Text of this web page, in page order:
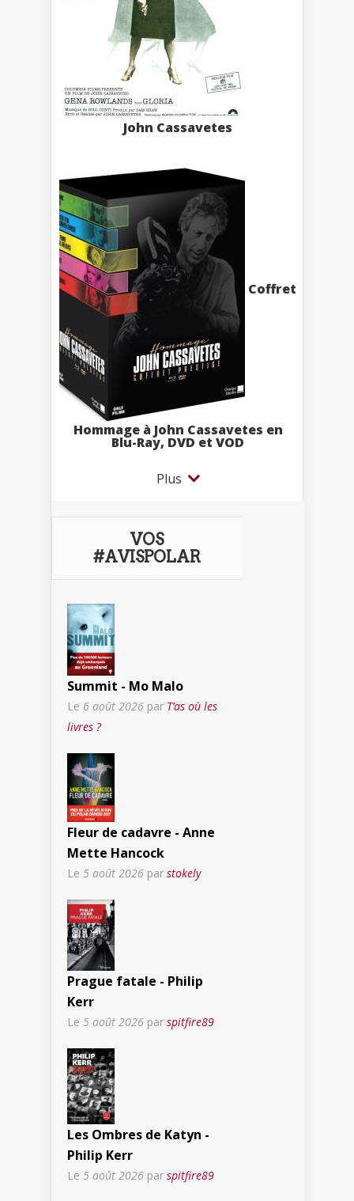
John Cassavetes
Coffret
Hommage à John Cassavetes en
Blu-Ray, DVD et VOD
Plus
VOS
#AVISPOLAR
Summit - Mo Malo
Le 6 août 2026 par T’as où les
livres ?
Fleur de cadavre - Anne
Mette Hancock
Le 5 août 2026 par stokely
Prague fatale - Philip
Kerr
Le 5 août 2026 par spitfire89
Les Ombres de Katyn -
Philip Kerr
Le 5 août 2026 par spitfire89